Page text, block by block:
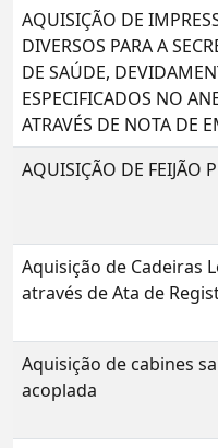
AQUISIÇÃO DE
DIVERSOS PARA A
DE SAÚDE,
ESPECIFICADOS NO
ATRAVÉS DE NOTA DE
AQUISIÇÃO DE FEIJÃO
Aquisição de Cadeiras
através de Ata de
Aquisição de cabines
acoplada